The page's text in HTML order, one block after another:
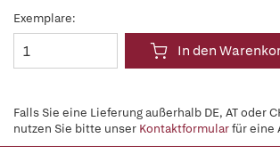
Exemplare:
In den
Falls Sie eine Lieferung außerhalb DE, AT oder
nutzen Sie bitte unser Kontaktformularfür eine